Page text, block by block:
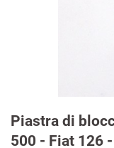
Piastra di
500 - Fiat 126